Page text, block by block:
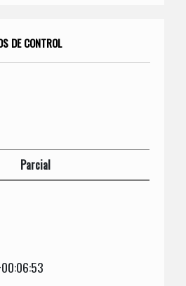
DE CONTROL
Parcial